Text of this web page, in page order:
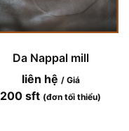
Da Nappal mill
liên hệ / Giá
200 sft (đơn tối thiểu)